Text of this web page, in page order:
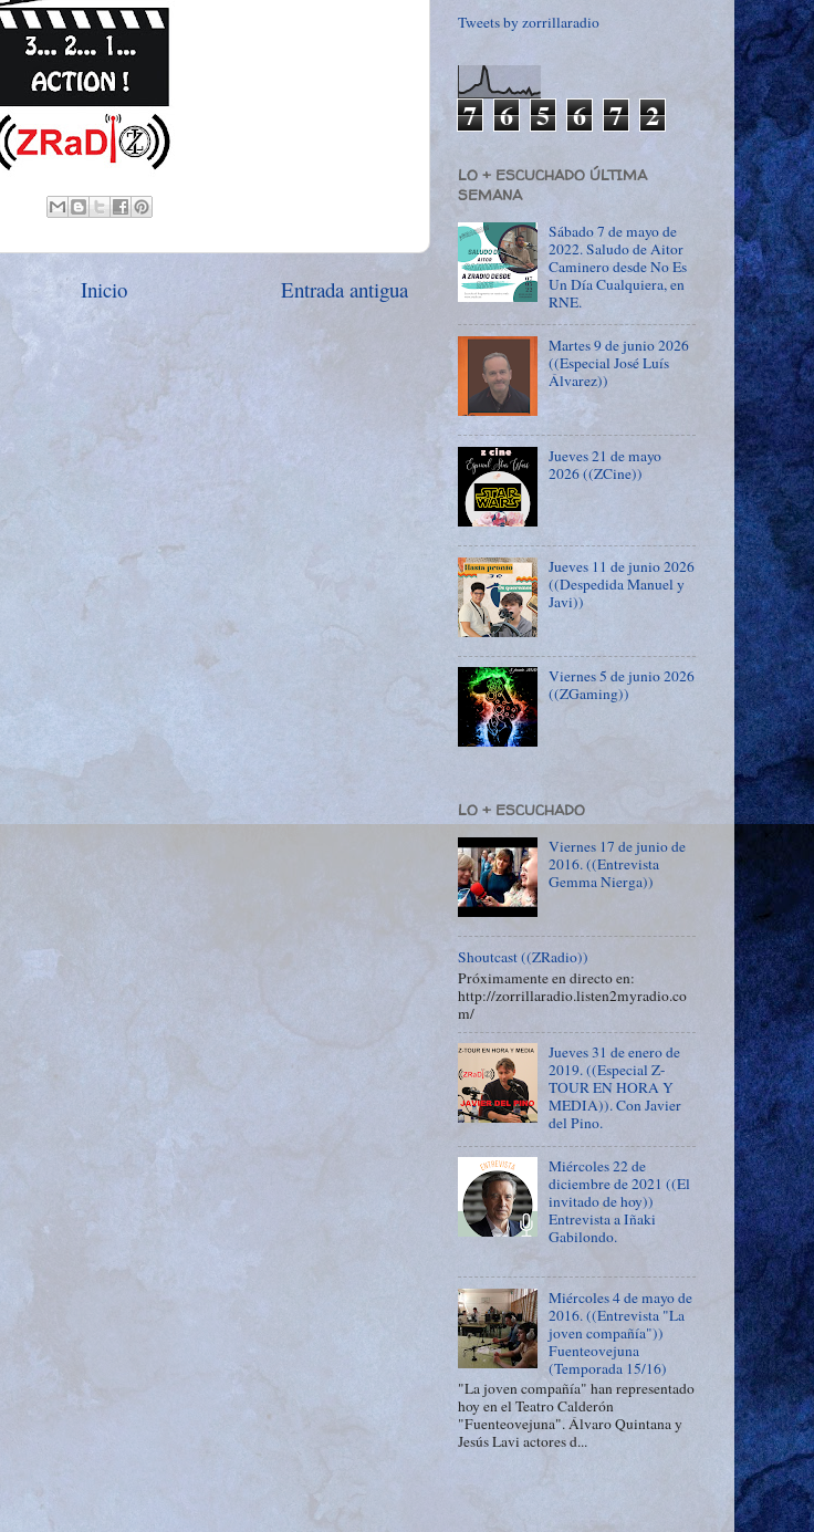
Entrada antigua
Inicio
Tweets by zorrillaradio
7 6 5 6 7 2
LO + ESCUCHADO ÚLTIMA
SEMANA
Sábado 7 de mayo de
2022. Saludo de Aitor
Caminero desde No Es
Un Día Cualquiera, en
RNE.
Martes 9 de junio 2026
((Especial José Luís
Álvarez))
Jueves 21 de mayo
2026 ((ZCine))
Jueves 11 de junio 2026
((Despedida Manuel y
Javi))
Viernes 5 de junio 2026
((ZGaming))
LO + ESCUCHADO
Viernes 17 de junio de
2016. ((Entrevista
Gemma Nierga))
Shoutcast ((ZRadio))
Próximamente en directo en:
http://zorrillaradio.listen2myradio.co
m/
Jueves 31 de enero de
2019. ((Especial Z-
TOUR EN HORA Y
MEDIA)). Con Javier
del Pino.
Miércoles 22 de
diciembre de 2021 ((El
invitado de hoy))
Entrevista a Iñaki
Gabilondo.
Miércoles 4 de mayo de
2016. ((Entrevista "La
joven compañía"))
Fuenteovejuna
(Temporada 15/16)
"La joven compañía" han representado
hoy en el Teatro Calderón
"Fuenteovejuna". Álvaro Quintana y
Jesús Lavi actores d...